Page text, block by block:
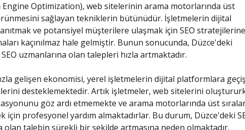
Engine Optimization), web sitelerinin arama motorlarında üst
sağlayan tekniklerin bütünüdür. İşletmelerin dijital
ve potansiyel müşterilere ulaşmak için SEO stratejilerine
kaçınılmaz hale gelmiştir. Bunun sonucunda, Düzce'deki
uzmanlarına olan talepleri hızla artmaktadır.
gelişen ekonomisi, yerel işletmelerin dijital platformlara geçiş
desteklemektedir. Artık işletmeler, web sitelerini
göz ardı etmemekte ve arama motorlarında üst
için profesyonel yardım almaktadırlar. Bu durum, Düzce'deki
olan talebin sürekli bir şekilde artmasına neden olmaktadır.